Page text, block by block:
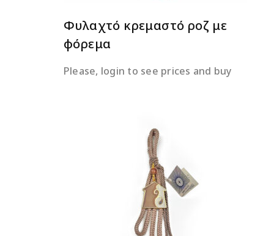
Φυλαχτό κρεμαστό ροζ με
φόρεμα
Please, login to see prices and buy
ΔΙΑΒΆΣΤΕ ΠΕΡΙΣΣΌΤΕΡΑ